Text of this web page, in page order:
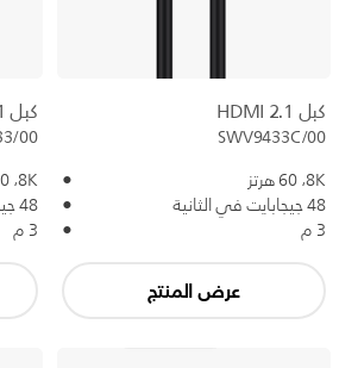
كبل HDMI 2.1
SWV9433C/00
8K،‏ 60 هرتز
48 جيجابايت في الثانية
3 م
عرض المنتج
كبل HDMI 2.1
00
8K،‏ 60 هرتز
48 جيجابايت في الثانية
3 م